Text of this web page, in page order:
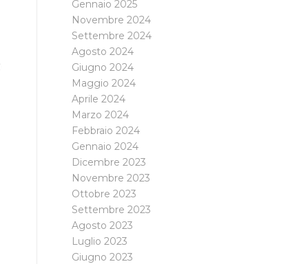
Gennaio 2025
Novembre 2024
Settembre 2024
Agosto 2024
Giugno 2024
Maggio 2024
Aprile 2024
Marzo 2024
Febbraio 2024
Gennaio 2024
Dicembre 2023
Novembre 2023
Ottobre 2023
Settembre 2023
Agosto 2023
Luglio 2023
Giugno 2023